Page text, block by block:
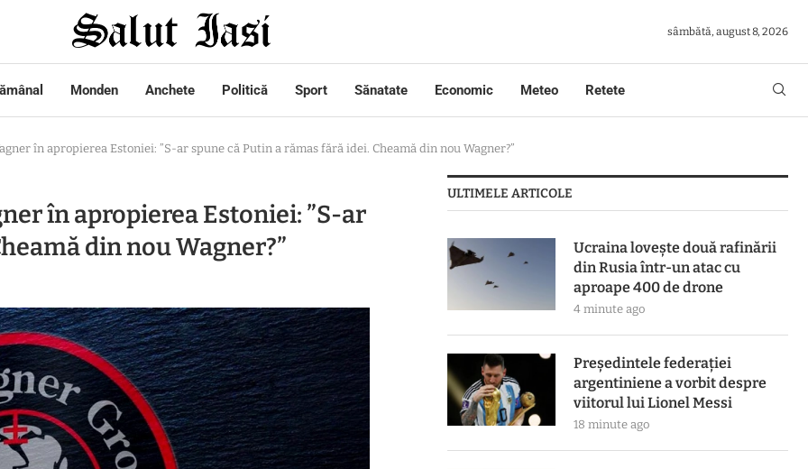
sâmbătă, august 8, 2026
Monden Anchete Politică Sport Sănatate Economic Meteo Retete
în apropierea Estoniei: ”S-ar spune că Putin a rămas fără idei. Cheamă din nou Wagner?”
în apropierea Estoniei: ”S-ar
din nou Wagner?”
ULTIMELE ARTICOLE
Ucraina lovește două rafinării
din Rusia într-un atac cu
aproape 400 de drone
4 minute ago
Președintele federației
argentiniene a vorbit despre
viitorul lui Lionel Messi
18 minute ago